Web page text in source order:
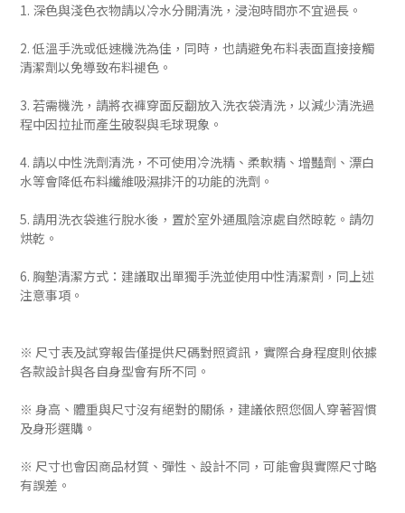
1. 深色與淺色衣物請以冷水分開清洗，浸泡時間亦不宜過長。
2. 低溫手洗或低速機洗為佳，同時，也請避免布料表面直接接觸
清潔劑以免導致布料褪色。
3. 若需機洗，請將衣褲穿面反翻放入洗衣袋清洗，以減少清洗過
程中因拉扯而產生破裂與毛球現象。
4. 請以中性洗劑清洗，不可使用冷洗精、柔軟精、增豔劑、漂白
水等會降低布料纖維吸濕排汗的功能的洗劑。
5. 請用洗衣袋進行脫水後，置於室外通風陰涼處自然晾乾。請勿
烘乾。
6. 胸墊清潔方式：建議取出單獨手洗並使用中性清潔劑，同上述
注意事項。
※ 尺寸表及試穿報告僅提供尺碼對照資訊，實際合身程度則依據
各款設計與各自身型會有所不同。
※ 身高、體重與尺寸沒有絕對的關係，建議依照您個人穿著習慣
及身形選購。
※ 尺寸也會因商品材質、彈性、設計不同，可能會與實際尺寸略
有誤差。